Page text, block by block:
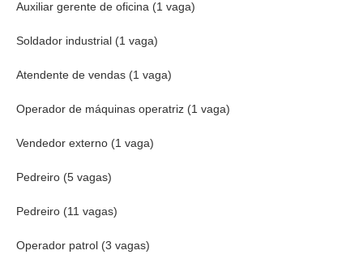
Auxiliar gerente de oficina (1 vaga)
Soldador industrial (1 vaga)
Atendente de vendas (1 vaga)
Operador de máquinas operatriz (1 vaga)
Vendedor externo (1 vaga)
Pedreiro (5 vagas)
Pedreiro (11 vagas)
Operador patrol (3 vagas)